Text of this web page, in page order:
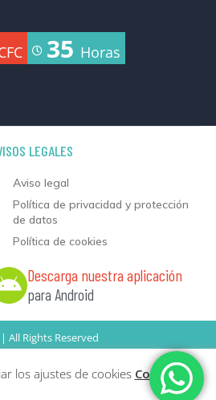
35 Horas
LEGALES
Aviso legal
Política de privacidad y protección
de datos
Política de cookies
Descarga nuestra aplicación
para Android
All Rights Reserved
los ajustes de cookies Configurar